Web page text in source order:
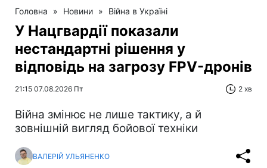
Головна » Новини » Війна в Україні
У Нацгвардії показали
нестандартні рішення у
відповідь на загрозу FPV-дронів
21:15 07.08.2026 Пт 2 хв
Війна змінює не лише тактику, а й
зовнішній вигляд бойової техніки
ВАЛЕРІЙ УЛЬЯНЕНКО